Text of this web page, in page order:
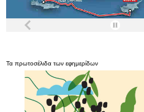
Τα πρωτοσέλιδα των εφημερίδων